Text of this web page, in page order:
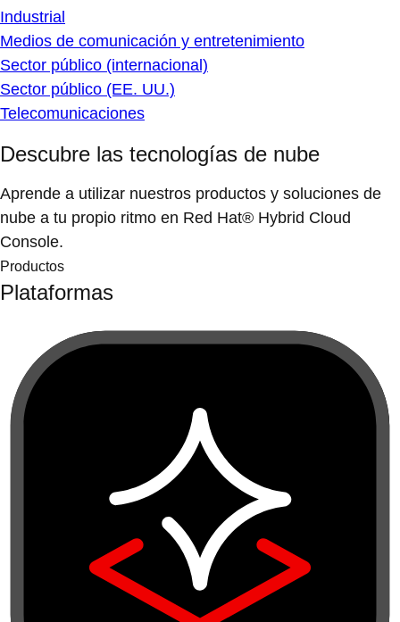
Industrial
Medios de comunicación y entretenimiento
Sector público (internacional)
Sector público (EE. UU.)
Telecomunicaciones
Descubre las tecnologías de nube
Aprende a utilizar nuestros productos y soluciones de
nube a tu propio ritmo en Red Hat® Hybrid Cloud
Console.
Productos
Plataformas